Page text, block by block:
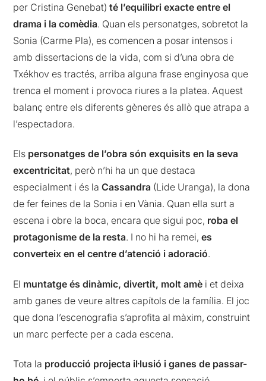
per Cristina Genebat)té l’equilibri exacte entre el
drama i la comèdia. Quan els personatges, sobretot la
Sonia (Carme Pla), es comencen a posar intensos i
amb dissertacions de la vida, com si d’una obra de
Txékhov es tractés, arriba alguna frase enginyosa que
trenca el moment i provoca riures a la platea. Aquest
balanç entre els diferents gèneres és allò que atrapa a
l’espectadora.
Els personatges de l’obra són exquisits en la seva
excentricitat, però n’hi ha un que destaca
especialment i és laCassandra (Lide Uranga), la dona
de fer feines de la Sonia i en Vània. Quan ella surt a
escena i obre la boca, encara que sigui poc, roba el
protagonisme de la resta. I no hi ha remei,es
converteix en el centre d’atenció i adoració.
El muntatge és dinàmic, divertit, molt amè i et deixa
amb ganes de veure altres capítols de la família. El joc
que dona l’escenografia s’aprofita al màxim, construint
un marc perfecte per a cada escena.
Tota la producció projecta il·lusió i ganes de passar-